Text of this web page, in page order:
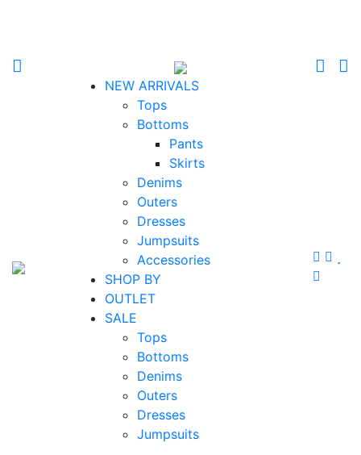
NEW ARRIVALS
Tops
Bottoms
Pants
Skirts
Denims
Outers
Dresses
Jumpsuits
Accessories
SHOP BY
OUTLET
SALE
Tops
Bottoms
Denims
Outers
Dresses
Jumpsuits